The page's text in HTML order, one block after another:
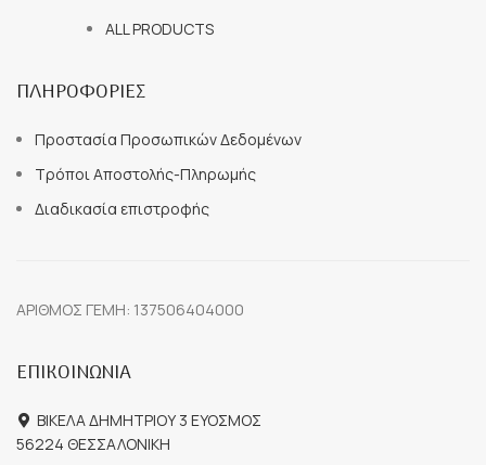
ALL PRODUCTS
ΠΛΗΡΟΦΟΡΙΕΣ
Προστασία Προσωπικών Δεδομένων
Τρόποι Αποστολής-Πληρωμής
Διαδικασία επιστροφής
ΑΡΙΘΜΟΣ ΓΕΜΗ: 137506404000
ΕΠΙΚΟΙΝΩΝΙΑ
ΒΙΚΕΛΑ ΔΗΜΗΤΡΙΟΥ 3 ΕΥΟΣΜΟΣ
56224 ΘΕΣΣΑΛΟΝΙΚΗ